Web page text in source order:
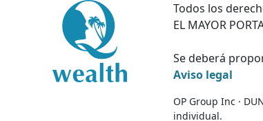
Todos los
EL MAYOR
Se deberá
Aviso legal
OP Group Inc ·
individual.